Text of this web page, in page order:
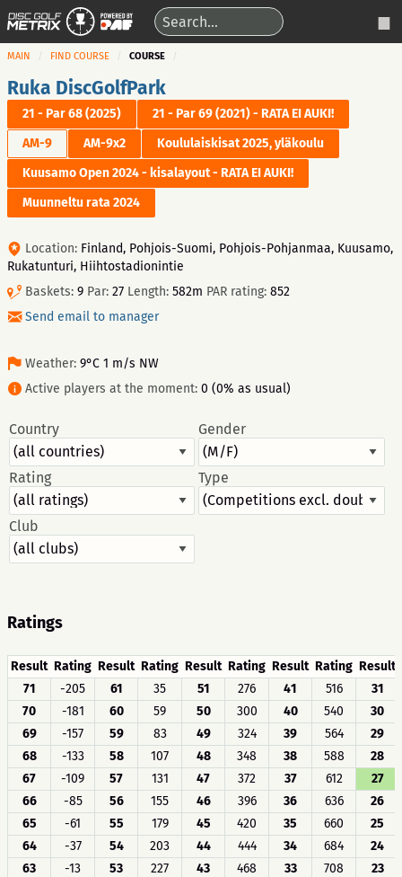
MAIN FIND COURSE COURSE
Ruka DiscGolfPark
21 - Par 68 (2025)
21 - Par 69 (2021) - RATA EI AUKI!
AM-9
AM-9x2
Koululaiskisat 2025, yläkoulu
Kuusamo Open 2024 - kisalayout - RATA EI AUKI!
Muunneltu rata 2024
Location: Finland, Pohjois-Suomi, Pohjois-Pohjanmaa, Kuusamo,
Rukatunturi, Hiihtostadionintie
Baskets: 9 Par: 27 Length: 582m PAR rating: 852
Send email to manager
Weather: 9°C 1 m/s NW
Active players at the moment: 0 (0% as usual)
Country Gender
Rating Type
Club
Ratings
Result Rating Result Rating Result Rating Result Rating Result
71
-205 61 35 51 276 41 516
31
70
-181 60 59 50 300 40 540
30
69
-157 59 83 49 324 39 564
29
68
-133 58 107 48 348 38 588
28
67
-109 57 131 47 372 37 612
27
66
-85 56 155 46 396 36 636
26
65
-61 55 179 45 420 35 660
25
64
-37 54 203 44 444 34 684
24
63
-13 53 227 43 468 33 708
23